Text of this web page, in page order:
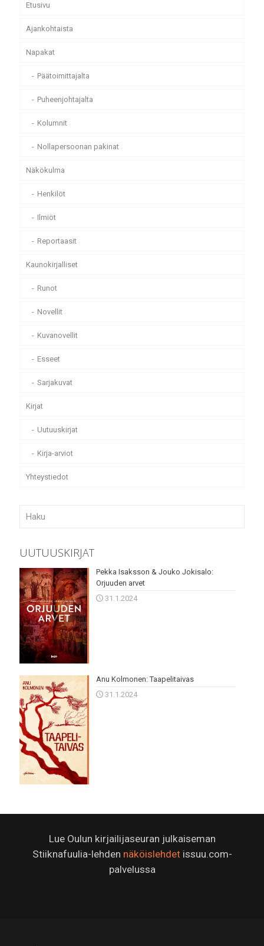
Etusivu
Ajankohtaista
Napakat
Päätoimittajalta
Puheenjohtajalta
Kolumnit
Nollapersoonan pakinat
Näkökulma
Henkilöt
Ilmiöt
Reportaasit
Kaunokirjalliset
Runot
Novellit
Kuvanovellit
Esseet
Sarjakuvat
Kirjat
Uutuuskirjat
Kirja-arviot
Yhteystiedot
UUTUUSKIRJAT
Pekka Isaksson & Jouko Jokisalo:
Orjuuden arvet
31.1.2024
Anu Kolmonen: Taapelitaivas
31.1.2024
Lue Oulun kirjailijaseuran julkaiseman
Stiiknafuulia-lehden näköislehdetissuu.com-
palvelussa